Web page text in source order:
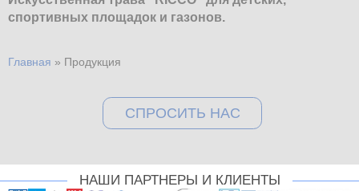
спортивных площадок и газонов.
Главная » Продукция
СПРОСИТЬ НАС
НАШИ ПАРТНЕРЫ И КЛИЕНТЫ